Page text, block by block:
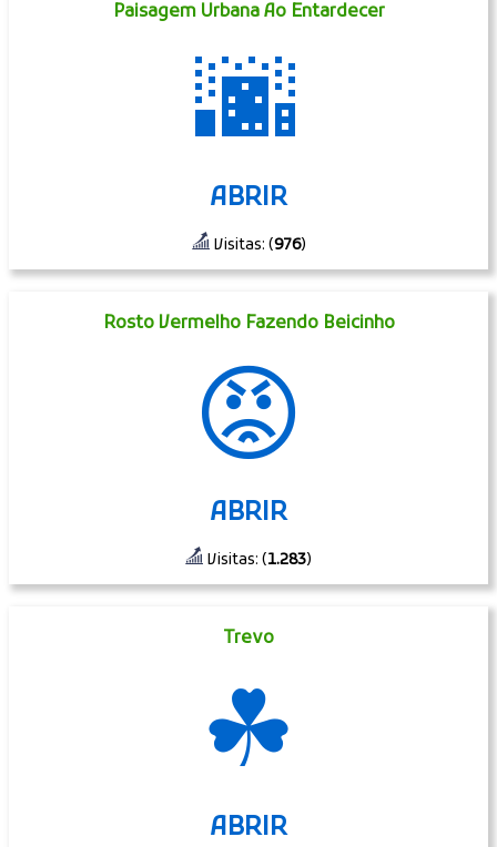
Paisagem Urbana Ao Entardecer
🌆
ABRIR
Visitas: (976)
Rosto Vermelho Fazendo Beicinho
😡
ABRIR
Visitas: (1.283)
Trevo
☘
ABRIR